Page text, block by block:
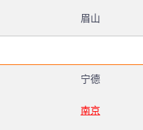
眉山
宁德
南京